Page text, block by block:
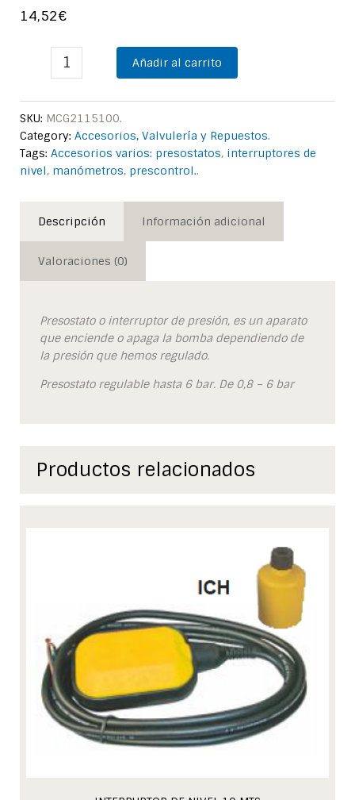
14,52€
Añadir al carrito
SKU: MCG2115100.
Category: Accesorios, Valvulería y Repuestos.
Tags: Accesorios varios: presostatos, interruptores de
nivel, manómetros, prescontrol..
Descripción Información adicional
Valoraciones (0)
Presostato o interruptor de presión, es un aparato
que enciende o apaga la bomba dependiendo de
la presión que hemos regulado.
Presostato regulable hasta 6 bar. De 0,8 – 6 bar
Productos relacionados